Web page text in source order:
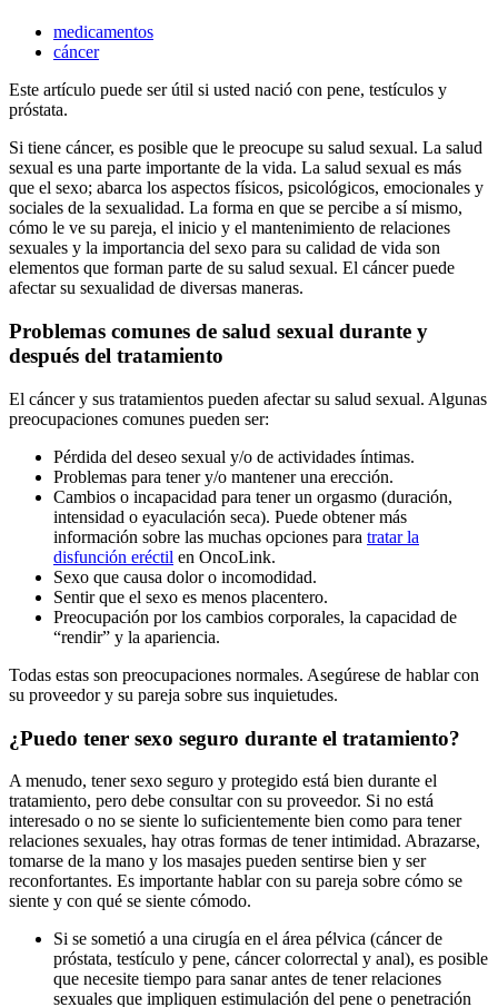
medicamentos
cáncer
Este artículo puede ser útil si usted nació con pene, testículos y
próstata.
Si tiene cáncer, es posible que le preocupe su salud sexual. La salud
sexual es una parte importante de la vida. La salud sexual es más
que el sexo; abarca los aspectos físicos, psicológicos, emocionales y
sociales de la sexualidad. La forma en que se percibe a sí mismo,
cómo le ve su pareja, el inicio y el mantenimiento de relaciones
sexuales y la importancia del sexo para su calidad de vida son
elementos que forman parte de su salud sexual. El cáncer puede
afectar su sexualidad de diversas maneras.
Problemas comunes de salud sexual durante y
después del tratamiento
El cáncer y sus tratamientos pueden afectar su salud sexual. Algunas
preocupaciones comunes pueden ser:
Pérdida del deseo sexual y/o de actividades íntimas.
Problemas para tener y/o mantener una erección.
Cambios o incapacidad para tener un orgasmo (duración,
intensidad o eyaculación seca). Puede obtener más
información sobre las muchas opciones para tratar la
disfunción eréctil en OncoLink.
Sexo que causa dolor o incomodidad.
Sentir que el sexo es menos placentero.
Preocupación por los cambios corporales, la capacidad de
“rendir” y la apariencia.
Todas estas son preocupaciones normales. Asegúrese de hablar con
su proveedor y su pareja sobre sus inquietudes.
¿Puedo tener sexo seguro durante el tratamiento?
A menudo, tener sexo seguro y protegido está bien durante el
tratamiento, pero debe consultar con su proveedor. Si no está
interesado o no se siente lo suficientemente bien como para tener
relaciones sexuales, hay otras formas de tener intimidad. Abrazarse,
tomarse de la mano y los masajes pueden sentirse bien y ser
reconfortantes. Es importante hablar con su pareja sobre cómo se
siente y con qué se siente cómodo.
Si se sometió a una cirugía en el área pélvica (cáncer de
próstata, testículo y pene, cáncer colorrectal y anal), es posible
que necesite tiempo para sanar antes de tener relaciones
sexuales que impliquen estimulación del pene o penetración